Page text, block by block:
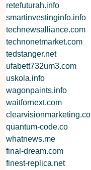
retefuturah.info
smartinvestinginfo.info
technewsalliance.com
technonetmarket.com
tedstanger.net
ufabett732um3.com
uskola.info
wagonpaints.info
waitfornext.com
clearvisionmarketing.co
quantum-code.co
whatnews.me
final-dream.com
finest-replica.net